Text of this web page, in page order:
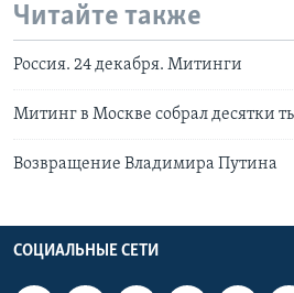
Читайте также
Россия. 24 декабря. Митинги
Митинг в Москве собрал десятки
Возвращение Владимира Путина
СОЦИАЛЬНЫЕ СЕТИ